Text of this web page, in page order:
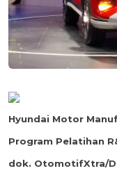
Hyundai Motor
Program Pelatihan
dok. OtomotifXtra/